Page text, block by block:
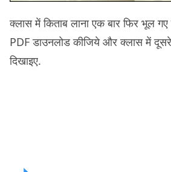
क्लास में किताब लाना एक बार फिर भूल
PDF डाउनलोड कीजिये और क्लास में दूसरे
दिखाइए.